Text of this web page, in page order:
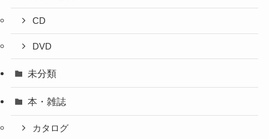
CD
DVD
未分類
本・雑誌
カタログ